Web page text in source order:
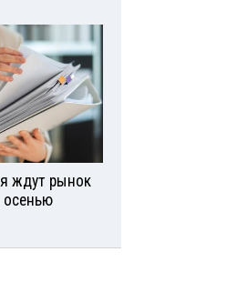
ждут рынок
осенью